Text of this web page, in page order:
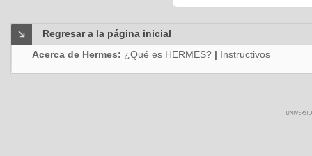
Regresar a la página inicial
Acerca de Hermes: ¿Qué es HERMES? | Instructivos